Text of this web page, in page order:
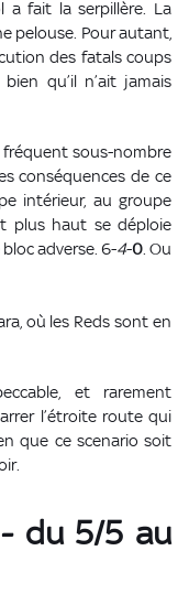
a fait la serpillère. La
pelouse. Pour autant,
des fatals coups
qu’il n’ait jamais
fréquent sous-nombre
conséquences de ce
intérieur, au groupe
plus haut se déploie
adverse. 6-4-0 . Ou
où les Reds sont en
et rarement
l’étroite route qui
que ce scenario soit
du 5/5 au